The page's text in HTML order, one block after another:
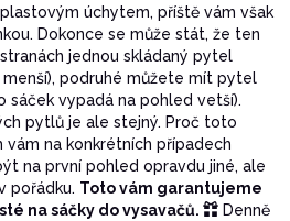
úchytem, příště vám však
Dokonce se může stát, že ten
jednou skládaný pytel
podruhé můžete mít pytel
sáček vypadá na pohled vetší).
pytlů je ale stejný. Proč toto
vám na konkrétních případech
na první pohled opravdu jiné, ale
pořádku. Toto vám garantujeme
na sáčky do vysavačů.
Denně